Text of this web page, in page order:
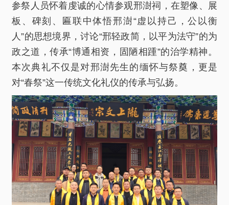
参祭人员怀着虔诚的心情参观邢澍祠，在塑像、展
板、碑刻、匾联中体悟邢澍“虚以持己，公以衡
人”的思想境界，讨论“邢轻政简，以平为法守”的为
政之道，传承“博通相资，固陋相踵”的治学精神。
本次典礼不仅是对邢澍先生的缅怀与祭奠，更是
对“春祭”这一传统文化礼仪的传承与弘扬。